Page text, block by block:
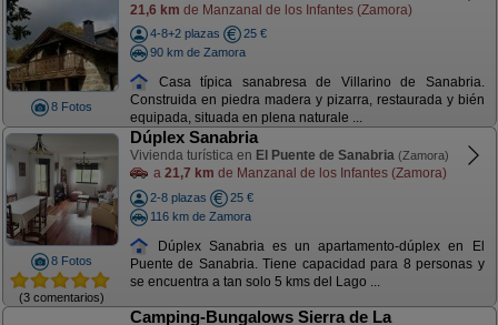
8 Fotos
21,6 km de Manzanal de los Infantes (Zamora)
4-8+2 plazas
25 €
90 km de Zamora
Casa típica sanabresa de Villarino de Sanabria.
Construida en piedra madera y pizarra, restaurada y bién
equipada, situada en plena naturale ...
8 Fotos
(3 comentarios)
Dúplex Sanabria
Vivienda turística en El Puente de Sanabria (Zamora)
a 21,7 km de Manzanal de los Infantes (Zamora)
2-8 plazas
25 €
116 km de Zamora
Dúplex Sanabria es un apartamento-dúplex en El
Puente de Sanabria. Tiene capacidad para 8 personas y
se encuentra a tan solo 5 kms del Lago ...
Camping-Bungalows Sierra de La